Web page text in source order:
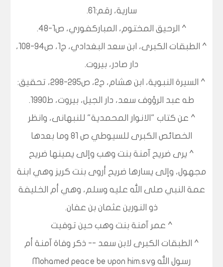
سارية، رقم:61.
^ الرحيق المختوم، المباركفوري، ص1-48.
^ الطبقات الكبرى، ابن سعد البغدادي، ج1، ص94-108،
دار صادر، بيروت.
^ السيرة النبوية، ابن هشام، ج2، ص295-298، تحقيق:
طه عبد الرؤوف سعد، دار الجيل، بيروت، ط1990.
^ عن كتاب "الانوار المحمدية" للنبهانى، وانظر
الخصائص الكبرى للسيوطي ص 81 وما بعدها
^ يرى ضريح آمنة بنت وهب وإلى يمينها ضريح
مجهول، وإلى يسارها ضريح أروى بنت كريز وهي ابنة
عمة النبي صلى الله عليه وسلم، وهي أم الخليفة
ذو النورين عثمان بن عفان.
^ عمر آمنة بنت وهب حين توفيت
^ الطبقات الكبرى لابن سعد -- ذكر وفاة آمنة أم
رسول الله Mohamed peace be upon him.svg